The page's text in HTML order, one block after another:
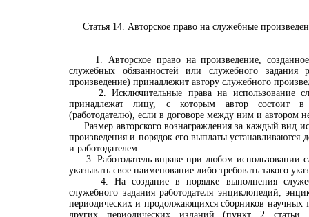
Статья 14. Авторское право на служебные
1. Авторское право на произведение,
служебных обязанностей или служебного задания
произведение) принадлежит автору служебного
2. Исключительные права на использование
принадлежат лицу, с которым автор состоит в
(работодателю), если в договоре между ним и автором
Размер авторского вознаграждения за каждый вид
произведения и порядок его выплаты устанавливаются
и работодателем.
3. Работодатель вправе при любом использовании
указывать свое наименование либо требовать такого
4. На создание в порядке выполнения
служебного задания работодателя энциклопедий,
периодических и продолжающихся сборников научных
других периодических изданий (пункт 2 статьи